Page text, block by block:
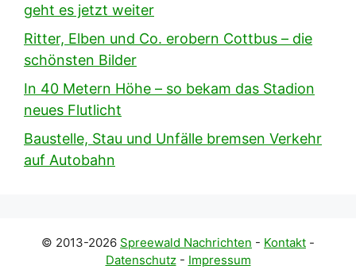
geht es jetzt weiter
Ritter, Elben und Co. erobern Cottbus – die
schönsten Bilder
In 40 Metern Höhe – so bekam das Stadion
neues Flutlicht
Baustelle, Stau und Unfälle bremsen Verkehr
auf Autobahn
© 2013-2026 Spreewald Nachrichten - Kontakt -
Datenschutz- Impressum